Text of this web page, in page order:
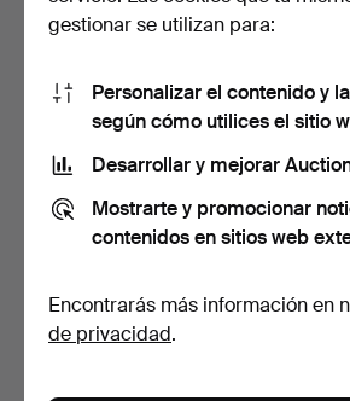
LUNA, vidrio y metal, ca…
Vitrika,
7 días
gestionar se utilizan para:
Personalizar el contenido y
según cómo utilices el sitio
Desarrollar y mejorar
Mostrarte y promocionar
contenidos en sitios web
Encontrarás más información en
de privacidad.